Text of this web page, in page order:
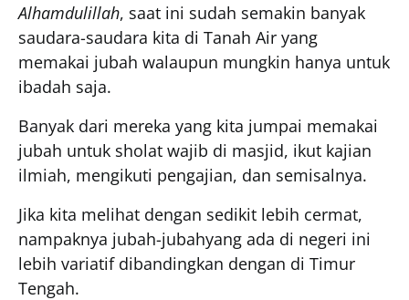
Alhamdulillah, saat ini sudah semakin banyak
saudara-saudara kita di Tanah Air yang
memakai jubah walaupun mungkin hanya untuk
ibadah saja.
Banyak dari mereka yang kita jumpai memakai
jubah untuk sholat wajib di masjid, ikut kajian
ilmiah, mengikuti pengajian, dan semisalnya.
Jika kita melihat dengan sedikit lebih cermat,
nampaknya jubah-jubahyang ada di negeri ini
lebih variatif dibandingkan dengan di Timur
Tengah.